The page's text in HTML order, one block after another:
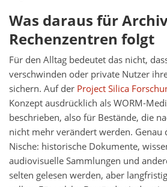
Was daraus für
Rechenzentren folgt
Für den Alltag bedeutet das nicht,
verschwinden oder private Nutzer
sichern. Auf der Project Silica
Konzept ausdrücklich als WORM-
beschrieben, also für Bestände, die
nicht mehr verändert werden.
Nische: historische Dokumente,
audiovisuelle Sammlungen und
selten gelesen werden, aber